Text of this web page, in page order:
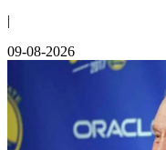
|
09-08-2026